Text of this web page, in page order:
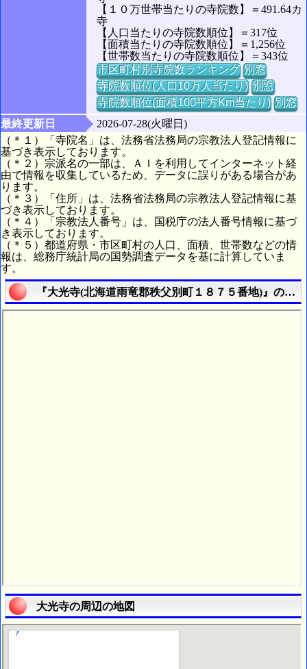
【１０万世帯当たりの寺院数】＝491.64カ
寺
【人口当たりの寺院数順位】＝317位
【面積当たりの寺院数順位】＝1,256位
【世帯数当たりの寺院数順位】＝343位
市区町村別寺院数ランキング 別窓
寺院数順位(人口10万人当たり) 別窓
寺院数順位(面積100平方Km当たり) 別窓
最終更新日
2026-07-28(火曜日)
（＊１）「寺院名」は、法務省法務局の宗教法人登記情報に
基づき表示しております。
（＊２）宗派名の一部は、ＡＩを利用してインターネット経
由で情報を収集しているため、データに誤りがある場合があ
ります。
（＊３）「住所」は、法務省法務局の宗教法人登記情報に基
づき表示しております。
（＊４）「宗教法人番号」は、国税庁の法人番号情報に基づ
き表示しております。
（＊５）都道府県・市区町村の人口、面積、世帯数などの情
報は、総務庁統計局の国勢調査データを基に計算していま
す。
『大光寺(北海道雨竜郡秩父別町１８７５番地)』の航
大光寺の周辺の地図